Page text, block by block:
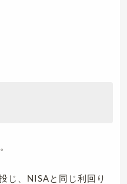
じ、NISAと同じ利回り